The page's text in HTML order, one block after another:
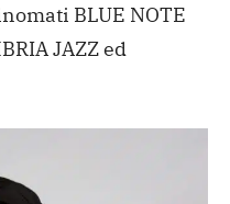
BLUE NOTE
JAZZ ed